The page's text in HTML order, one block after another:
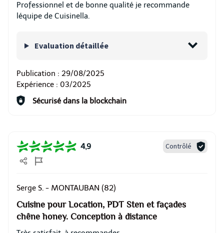
Professionnel et de bonne qualité je recommande
léquipe de Cuisinella.
Evaluation détaillée
Publication : 29/08/2025
Expérience : 03/2025
Sécurisé dans la blockchain
4,9 Contrôlé
Serge S. - MONTAUBAN (82)
Cuisine pour Location, PDT Sten et façades
chêne honey. Conception à distance